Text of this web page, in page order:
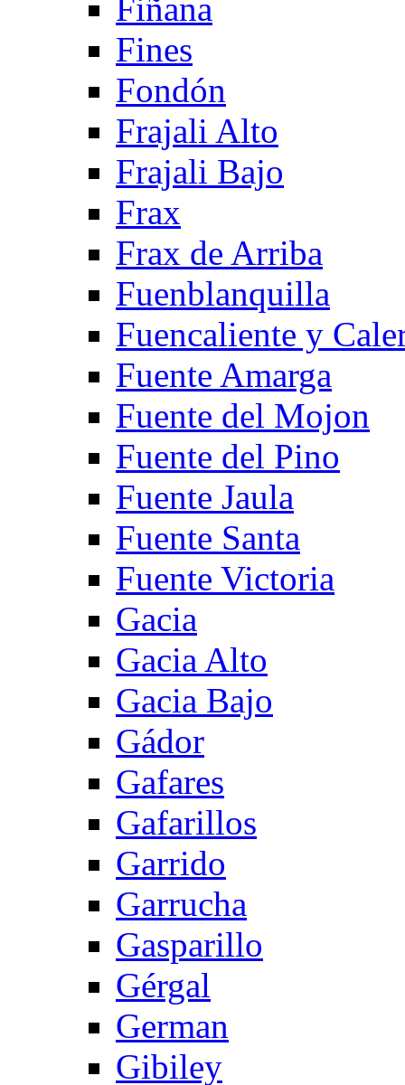
Fiñana
Fines
Fondón
Frajali Alto
Frajali Bajo
Frax
Frax de Arriba
Fuenblanquilla
Fuencaliente y
Fuente Amarga
Fuente del Mojon
Fuente del Pino
Fuente Jaula
Fuente Santa
Fuente Victoria
Gacia
Gacia Alto
Gacia Bajo
Gádor
Gafares
Gafarillos
Garrido
Garrucha
Gasparillo
Gérgal
German
Gibiley